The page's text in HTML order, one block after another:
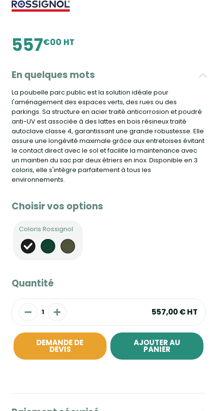
557€00 HT
En quelques mots
La poubelle parc public est la solution idéale pour
l'aménagement des espaces verts, des rues ou des
parkings. Sa structure en acier traité anticorrosion et poudré
anti-UV est associée à des lattes en bois résineux traité
autoclave classe 4, garantissant une grande robustesse. Elle
assure une longévité maximale grâce aux entretoises évitant
le contact direct avec le sol et facilite la maintenance avec
un maintien du sac par deux étriers en inox. Disponible en 3
coloris, elle s'intègre parfaitement à tous les
environnements.
Choisir vos options
Coloris Rossignol
Quantité
557,00 €HT
DEMANDE DE
DEVIS
AJOUTER AU
PANIER